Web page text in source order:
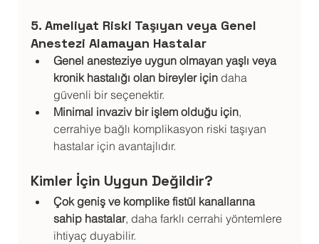
5. Ameliyat Riski Taşıyan veya Genel
Anestezi Alamayan Hastalar
Genel anesteziye uygun olmayan yaşlı veya
kronik hastalığı olan bireyler için daha
güvenli bir seçenektir.
Minimal invaziv bir işlem olduğu için,
cerrahiye bağlı komplikasyon riski taşıyan
hastalar için avantajlıdır.
Kimler İçin Uygun Değildir?
Çok geniş ve komplike fistül kanallarına
sahip hastalar, daha farklı cerrahi yöntemlere
ihtiyaç duyabilir.